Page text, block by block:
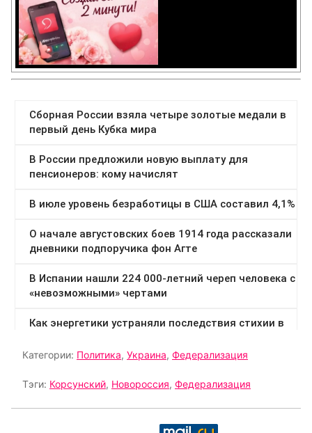
Категории: Политика, Украина, Федерализация
Тэги: Корсунский, Новороссия, Федерализация